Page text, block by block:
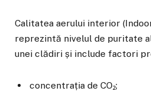
Calitatea aerului interior
reprezintă nivelul de puritate
unei clădiri și include factori
concentrația de CO₂;